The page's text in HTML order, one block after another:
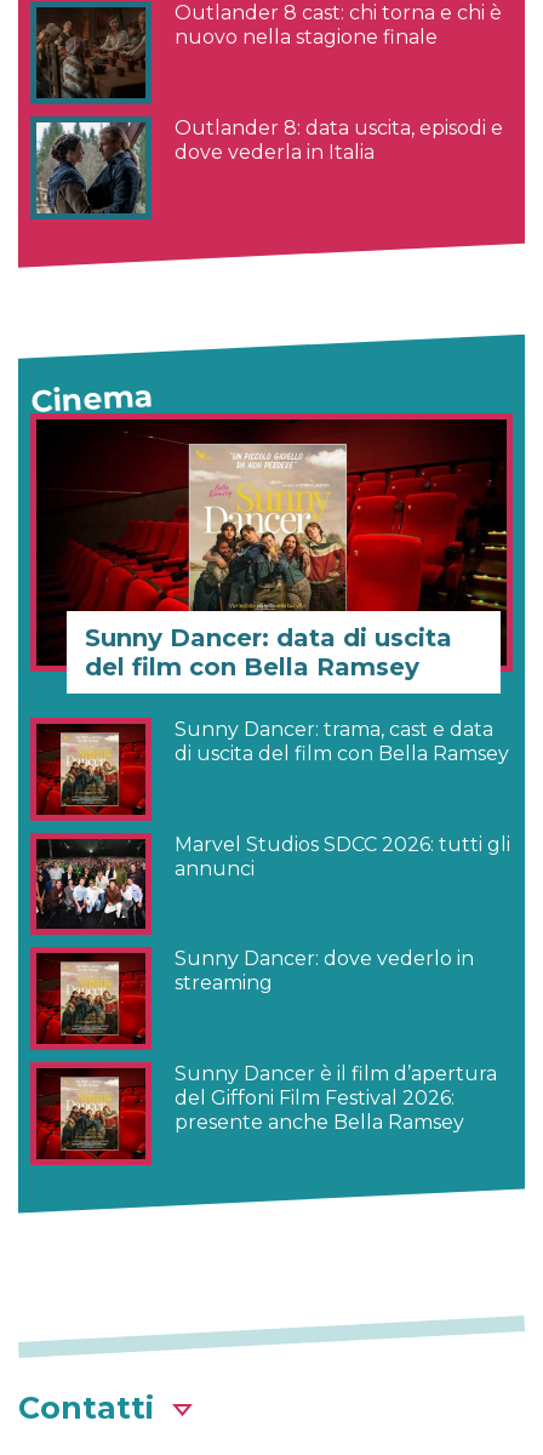
Outlander 8 cast: chi torna e chi è
nuovo nella stagione finale
Outlander 8: data uscita, episodi e
dove vederla in Italia
Cinema
Sunny Dancer: data di uscita
del film con Bella Ramsey
Sunny Dancer: trama, cast e data
di uscita del film con Bella Ramsey
Marvel Studios SDCC 2026: tutti gli
annunci
Sunny Dancer: dove vederlo in
streaming
Sunny Dancer è il film d’apertura
del Giffoni Film Festival 2026:
presente anche Bella Ramsey
Contatti